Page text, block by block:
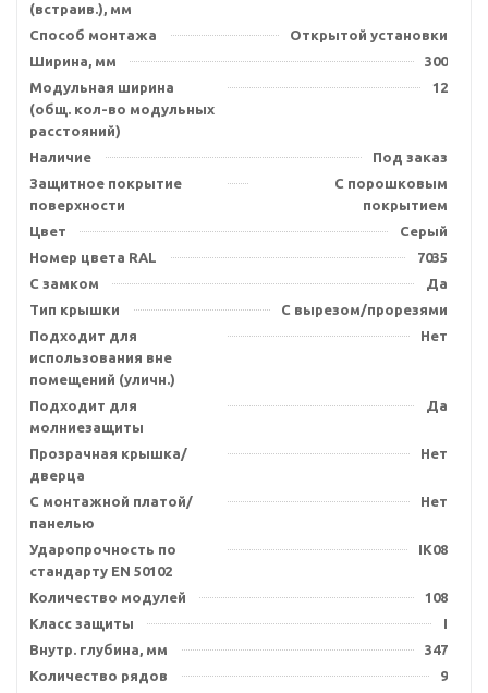
(встраив.), мм
Способ монтажа
Открытой установки
Ширина, мм
300
Модульная ширина
(общ. кол-во модульных
расстояний)
12
Наличие
Под заказ
Защитное покрытие
поверхности
С порошковым
покрытием
Цвет
Серый
Номер цвета RAL
7035
С замком
Да
Тип крышки
С вырезом/прорезями
Подходит для
использования вне
помещений (уличн.)
Нет
Подходит для
молниезащиты
Да
Прозрачная крышка/
дверца
Нет
С монтажной платой/
панелью
Нет
Ударопрочность по
стандарту EN 50102
IK08
Количество модулей
108
Класс защиты
I
Внутр. глубина, мм
347
Количество рядов
9